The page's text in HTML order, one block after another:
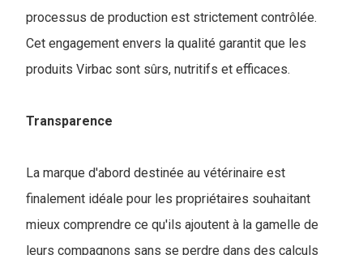
processus de production est strictement contrôlée.
Cet engagement envers la qualité garantit que les
produits Virbac sont sûrs, nutritifs et efficaces.
Transparence
La marque d'abord destinée au vétérinaire est
finalement idéale pour les propriétaires souhaitant
mieux comprendre ce qu'ils ajoutent à la gamelle de
leurs compagnons sans se perdre dans des calculs